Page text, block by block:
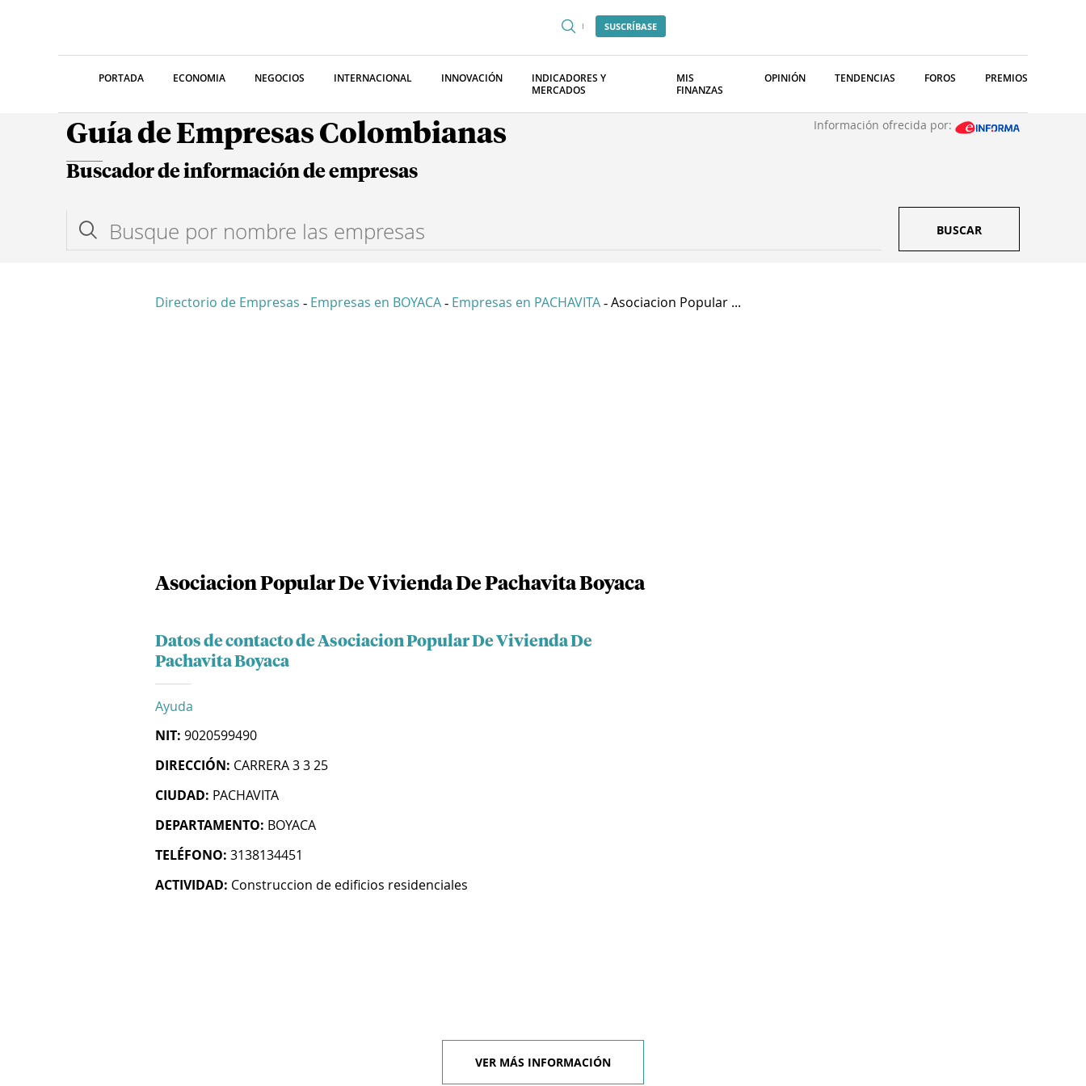
SUSCRÍBASE
PORTADA ECONOMIA NEGOCIOS INTERNACIONAL INNOVACIÓN
INDICADORES Y
MERCADOS
MIS
FINANZAS
OPINIÓN TENDENCIAS FOROS PREMIOS
Guía de Empresas Colombianas Información ofrecida por:
Buscador de información de empresas
BUSCAR
Directorio de Empresas - Empresas en BOYACA - Empresas en PACHAVITA - Asociacion Popular ...
Asociacion Popular De Vivienda De Pachavita Boyaca
Datos de contacto de Asociacion Popular De Vivienda De
Pachavita Boyaca
Ayuda
NIT: 9020599490
DIRECCIÓN: CARRERA 3 3 25
CIUDAD: PACHAVITA
DEPARTAMENTO: BOYACA
TELÉFONO: 3138134451
ACTIVIDAD: Construccion de edificios residenciales
VER MÁS INFORMACIÓN